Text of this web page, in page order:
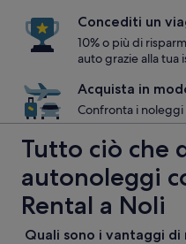
Concediti un
10% o più di
auto grazie alla tua
Acquista in
Confronta i
Tutto ciò che
autonoleggi
Rental a Noli
Quali sono i vantaggi